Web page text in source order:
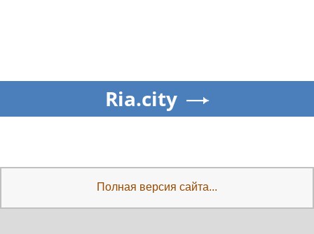
Ria.city
Полная версия сайта...